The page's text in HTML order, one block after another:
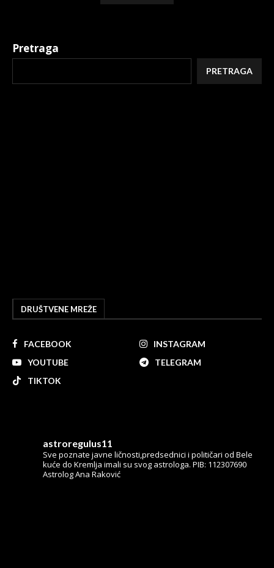
Pretraga
PRETRAGA
DRUŠTVENE MREŽE
FACEBOOK
INSTAGRAM
YOUTUBE
TELEGRAM
TIKTOK
astroregulus11
Sve poznate javne ličnosti,predsednici i političari od Bele
kuće do Kremlja imali su svog astrologa. PIB: 112307690
Astrolog Ana Raković